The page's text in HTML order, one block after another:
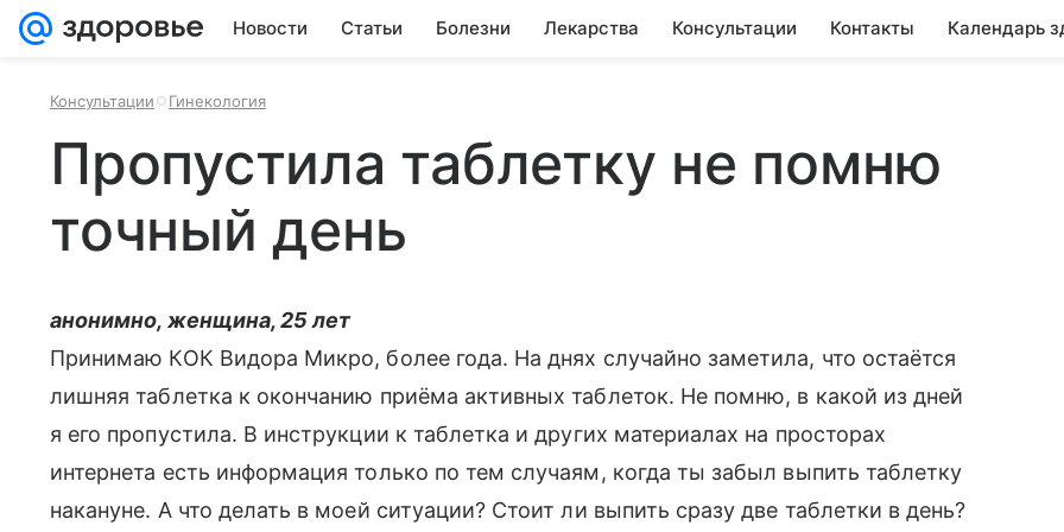
Новости Статьи Болезни Лекарства Консультации Контакты Календарь
Консультации Гинекология
Пропустила таблетку не помню
точный день
анонимно, женщина, 25 лет
Принимаю КОК Видора Микро, более года. На днях случайно заметила, что остаётся
лишняя таблетка к окончанию приёма активных таблеток. Не помню, в какой из дней
я его пропустила. В инструкции к таблетка и других материалах на просторах
интернета есть информация только по тем случаям, когда ты забыл выпить таблетку
накануне. А что делать в моей ситуации? Стоит ли выпить сразу две таблетки в день?